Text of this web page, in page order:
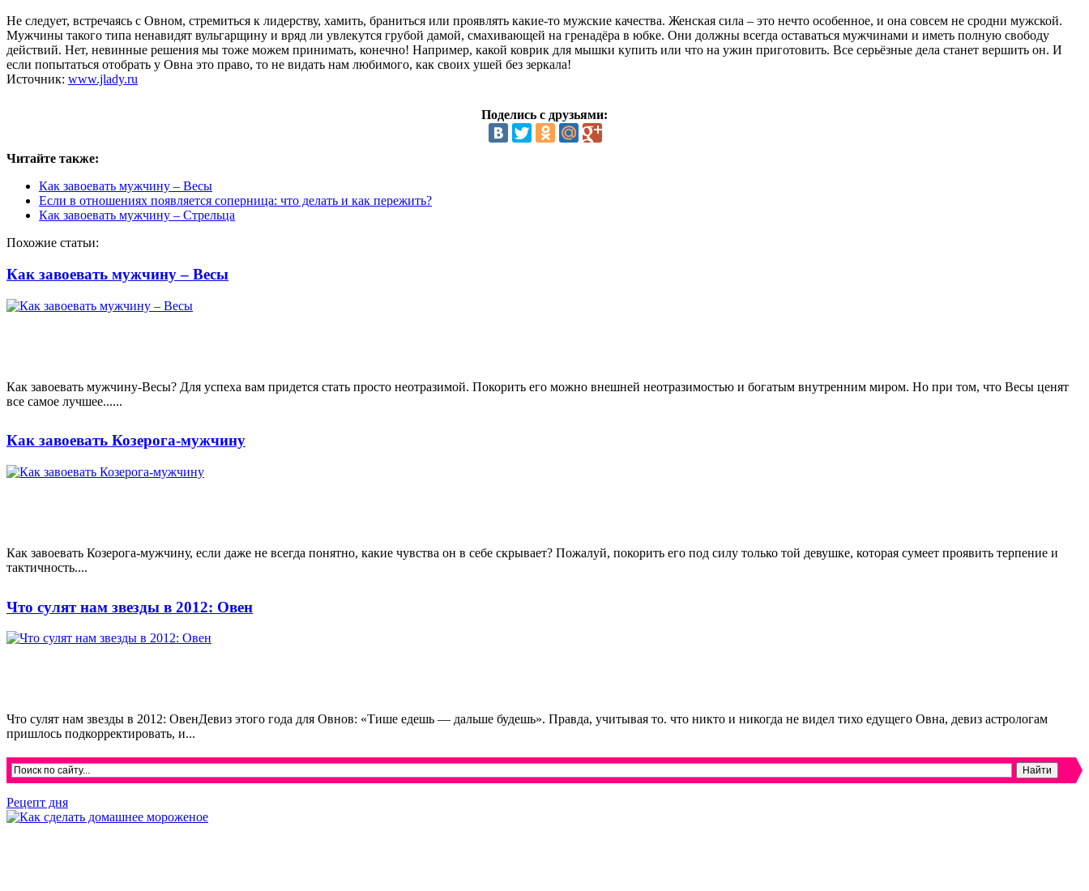
Не следует, встречаясь с Овном, стремиться к лидерству, хамить, браниться или проявлять какие-то мужские качества. Женская сила – это нечто особенное, и она совсем не сродни мужской.
Мужчины такого типа ненавидят вульгарщину и вряд ли увлекутся грубой дамой, смахивающей на гренадёра в юбке. Они должны всегда оставаться мужчинами и иметь полную свободу
действий. Нет, невинные решения мы тоже можем принимать, конечно! Например, какой коврик для мышки купить или что на ужин приготовить. Все серьёзные дела станет вершить он. И
если попытаться отобрать у Овна это право, то не видать нам любимого, как своих ушей без зеркала!
Источник: www.jlady.ru
Поделись с друзьями:
Читайте также:
Как завоевать мужчину – Весы
Если в отношениях появляется соперница: что делать и как пережить?
Как завоевать мужчину – Стрельца
Похожие статьи:
Как завоевать мужчину – Весы
Как завоевать мужчину-Весы? Для успеха вам придется стать просто неотразимой. Покорить его можно внешней неотразимостью и богатым внутренним миром. Но при том, что Весы ценят
все самое лучшее......
Как завоевать Козерога-мужчину
Как завоевать Козерога-мужчину, если даже не всегда понятно, какие чувства он в себе скрывает? Пожалуй, покорить его под силу только той девушке, которая сумеет проявить терпение и
тактичность....
Что сулят нам звезды в 2012: Овен
Что сулят нам звезды в 2012: ОвенДевиз этого года для Овнов: «Тише едешь — дальше будешь». Правда, учитывая то. что никто и никогда не видел тихо едущего Овна, девиз астрологам
пришлось подкорректировать, и...
Рецепт дня